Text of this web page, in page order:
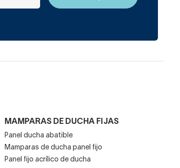
MAMPARAS DE DUCHA FIJAS
Panel ducha abatible
Mamparas de ducha panel fijo
Panel fijo acrílico de ducha